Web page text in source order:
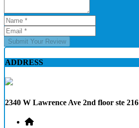
Submit Your Review
ADDRESS
2340 W Lawrence Ave 2nd floor ste 216